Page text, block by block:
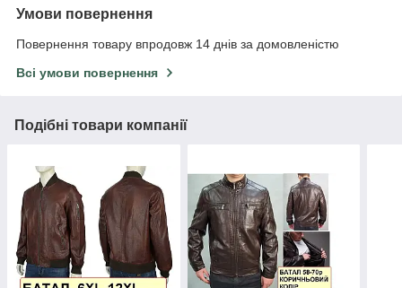
Умови повернення
Повернення товару впродовж 14 днів за домовленістю
Всі умови повернення
Подібні товари компанії